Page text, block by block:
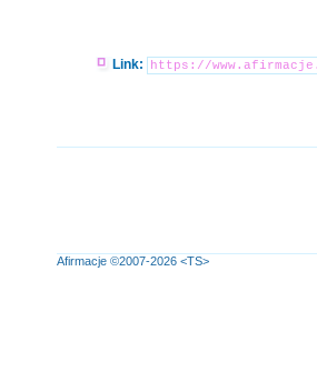
Link:
Afirmacje ©2007-2026 <TS>